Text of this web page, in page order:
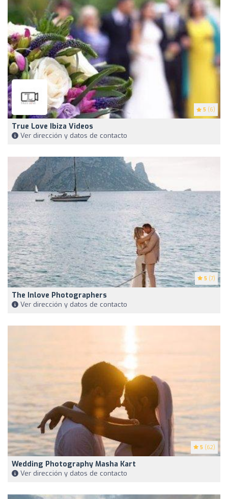
5 (6)
True Love Ibiza Videos
Ver dirección y datos de contacto
5 (7)
The Inlove Photographers
Ver dirección y datos de contacto
5 (62)
Wedding Photography Masha Kart
Ver dirección y datos de contacto